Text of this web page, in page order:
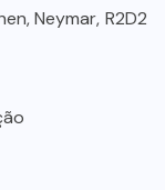
Neymar, R2D2
Buzzi
de